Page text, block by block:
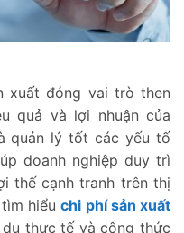
xuất đóng vai trò then
quả và lợi nhuận của
quản lý tốt các yếu tố
doanh nghiệp duy trì
thế cạnh tranh trên thị
tìm hiểuchi phí sản xuất
thực tế và công thức